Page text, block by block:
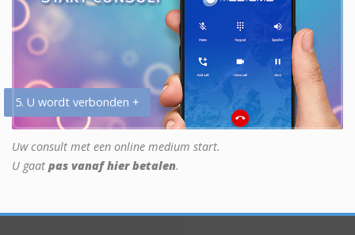
5. U wordt verbonden +
Uw consult met een online medium start.
U gaat pas vanaf hier betalen.